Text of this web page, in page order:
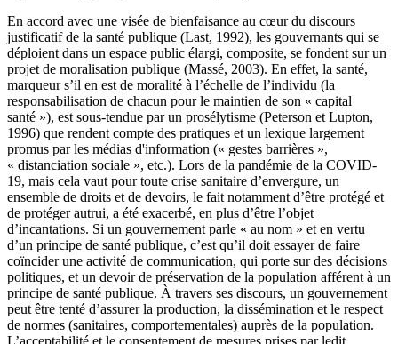
En accord avec une visée de bienfaisance au cœur du discours
justificatif de la santé publique (Last, 1992), les gouvernants qui se
déploient dans un espace public élargi, composite, se fondent sur un
projet de moralisation publique (Massé, 2003). En effet, la santé,
marqueur s’il en est de moralité à l’échelle de l’individu (la
responsabilisation de chacun pour le maintien de son « capital
santé »), est sous-tendue par un prosélytisme (Peterson et Lupton,
1996) que rendent compte des pratiques et un lexique largement
promus par les médias d'information (« gestes barrières »,
« distanciation sociale », etc.). Lors de la pandémie de la COVID-
19, mais cela vaut pour toute crise sanitaire d’envergure, un
ensemble de droits et de devoirs, le fait notamment d’être protégé et
de protéger autrui, a été exacerbé, en plus d’être l’objet
d’incantations. Si un gouvernement parle « au nom » et en vertu
d’un principe de santé publique, c’est qu’il doit essayer de faire
coïncider une activité de communication, qui porte sur des décisions
politiques, et un devoir de préservation de la population afférent à un
principe de santé publique. À travers ses discours, un gouvernement
peut être tenté d’assurer la production, la dissémination et le respect
de normes (sanitaires, comportementales) auprès de la population.